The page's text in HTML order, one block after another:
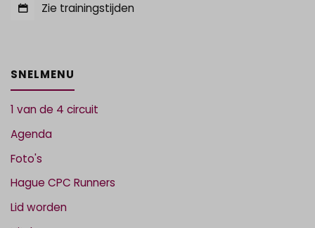
Zie trainingstijden
SNELMENU
1 van de 4 circuit
Agenda
Foto's
Hague CPC Runners
Lid worden